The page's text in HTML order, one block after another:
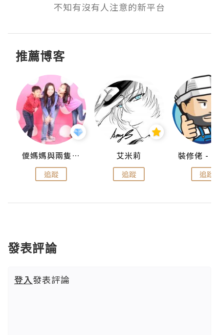
不知有沒有人注意的新平台
推薦博客
儍媽媽與兩隻小魔怪之家
追蹤
艾米莉
追蹤 追蹤
發表評論
登入發表評論